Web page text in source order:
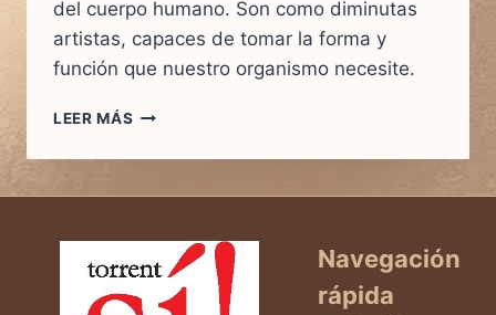
del cuerpo humano. Son como diminutas
artistas, capaces de tomar la forma y
función que nuestro organismo necesite.
LEER MÁS CÉLULAS
UN
VIDA
Navegación
rápida